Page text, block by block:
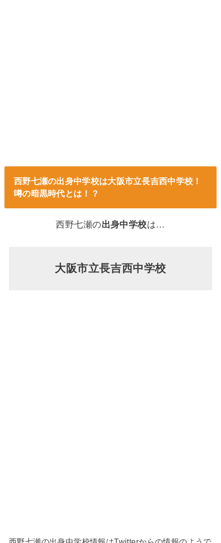
西野七瀬の出身中学校は大阪市立長吉西中学校！
噂の暗黒時代とは！？
西野七瀬の出身中学校は…
大阪市立長吉西中学校